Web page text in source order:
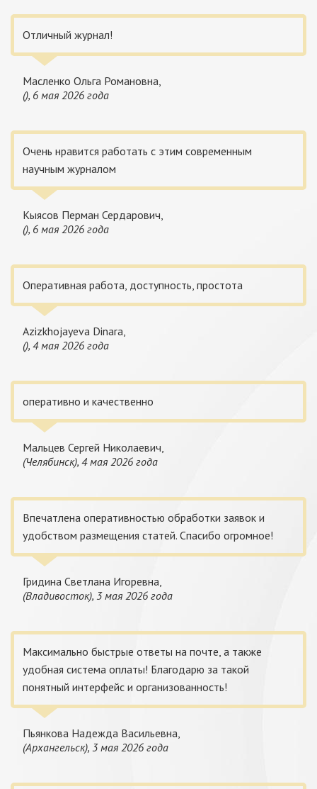
Отличный журнал!
Масленко Ольга Романовна,
(), 6 мая 2026 года
Очень нравится работать с этим современным
научным журналом
Кыясов Перман Сердарович,
(), 6 мая 2026 года
Оперативная работа, доступность, простота
Azizkhojayeva Dinara,
(), 4 мая 2026 года
оперативно и качественно
Мальцев Сергей Николаевич,
(Челябинск), 4 мая 2026 года
Впечатлена оперативностью обработки заявок и
удобством размещения статей. Спасибо огромное!
Гридина Светлана Игоревна,
(Владивосток), 3 мая 2026 года
Максимально быстрые ответы на почте, а также
удобная система оплаты! Благодарю за такой
понятный интерфейс и организованность!
Пьянкова Надежда Васильевна,
(Архангельск), 3 мая 2026 года